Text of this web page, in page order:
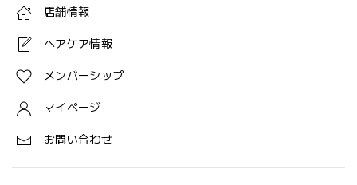
店舗情報
ヘアケア情報
メンバーシップ
マイページ
お問い合わせ